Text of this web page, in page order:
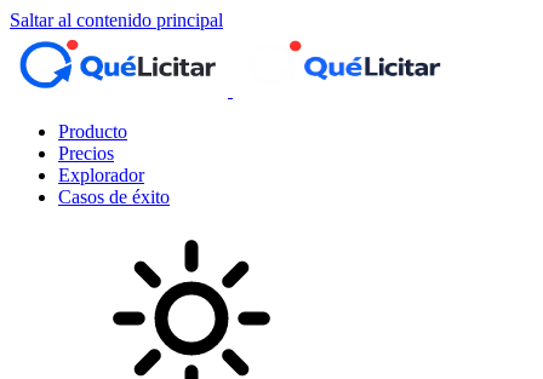
Saltar al contenido principal
Producto
Precios
Explorador
Casos de éxito